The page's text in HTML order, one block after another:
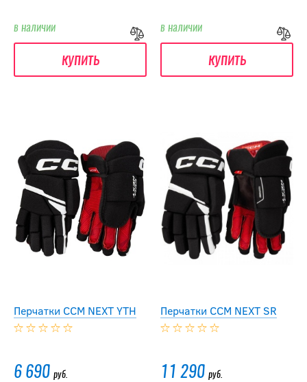
в наличии
купить
в наличии
купить
Перчатки CCM NEXT YTH
6 690 руб.
Перчатки CCM NEXT SR
11 290 руб.